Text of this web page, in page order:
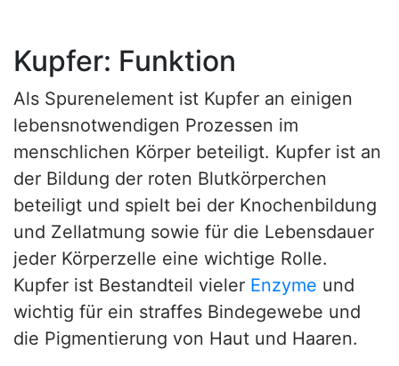
Kupfer: Funktion
Als Spurenelement ist Kupfer an einigen
lebensnotwendigen Prozessen im
menschlichen Körper beteiligt. Kupfer ist an
der Bildung der roten Blutkörperchen
beteiligt und spielt bei der Knochenbildung
und Zellatmung sowie für die Lebensdauer
jeder Körperzelle eine wichtige Rolle.
Kupfer ist Bestandteil vieler Enzyme und
wichtig für ein straffes Bindegewebe und
die Pigmentierung von Haut und Haaren.